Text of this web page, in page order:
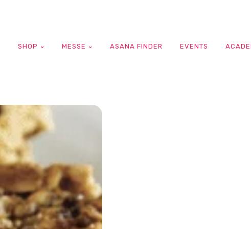
SHOP MESSE ASANA FINDER EVENTS